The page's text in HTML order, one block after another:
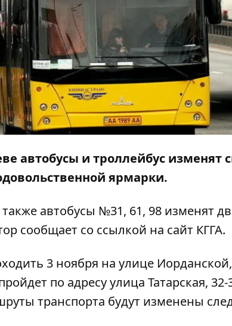
автобусы и троллейбус изменят
ярмарки.
автобусы №31, 61, 98 изменят
сообщает со ссылкой на сайт КГГА.
3 ноября на улице
по адресу улица Татарская,
транспорта будут изменены